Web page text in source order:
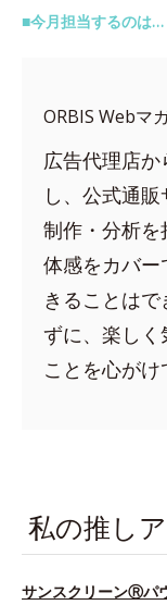
■今月担当するのは…
ORBIS Webマ
広告代理店
し、公式通
制作・分析
体感をカバ
きることは
ずに、楽しく
ことを心がけ
私の推し
サンスクリーンⓇパ